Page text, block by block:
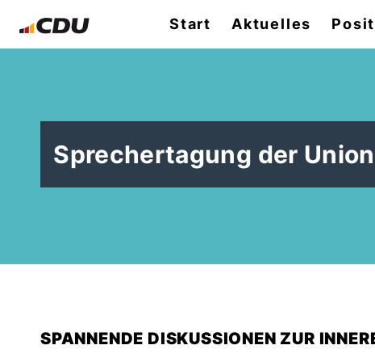
Start Aktuelles
Sprechertagung der
SPANNENDE DISKUSSIONEN ZUR